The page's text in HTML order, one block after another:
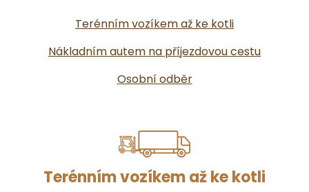
Terénním vozíkem až ke kotli
Nákladním autem na příjezdovou cestu
Osobní odběr
Terénním vozíkem až ke kotli